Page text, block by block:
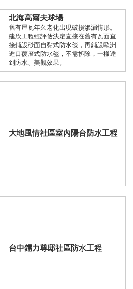
北海高爾夫球場
舊有屋瓦年久老化出現破損滲漏情形。
建欣工程經評估決定直接在舊有瓦面直
接鋪設砂面自黏式防水毯，再鋪設歐洲
進口覆層式防水毯，不需拆除，一樣達
到防水、美觀效果。
大地風情社區室內陽台防水工程
台中鐳力尊邸社區防水工程